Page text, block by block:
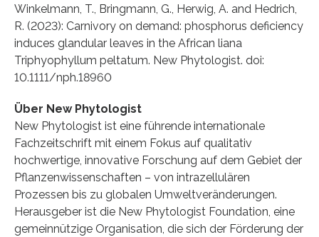
Winkelmann, T., Bringmann, G., Herwig, A. and Hedrich,
R. (2023): Carnivory on demand: phosphorus deficiency
induces glandular leaves in the African liana
Triphyophyllum peltatum. New Phytologist. doi:
10.1111/nph.18960
Über New Phytologist
New Phytologist ist eine führende internationale
Fachzeitschrift mit einem Fokus auf qualitativ
hochwertige, innovative Forschung auf dem Gebiet der
Pflanzenwissenschaften – von intrazellulären
Prozessen bis zu globalen Umweltveränderungen.
Herausgeber ist die New Phytologist Foundation, eine
gemeinnützige Organisation, die sich der Förderung der